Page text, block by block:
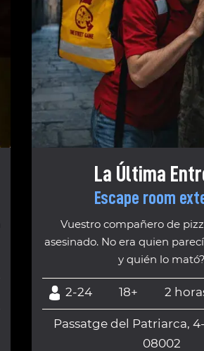
La Última
Escape room
Vuestro compañero de
asesinado. No era quien
y quién lo mató?
2-24 18+ 2
Passatge del Patriarca,
08002